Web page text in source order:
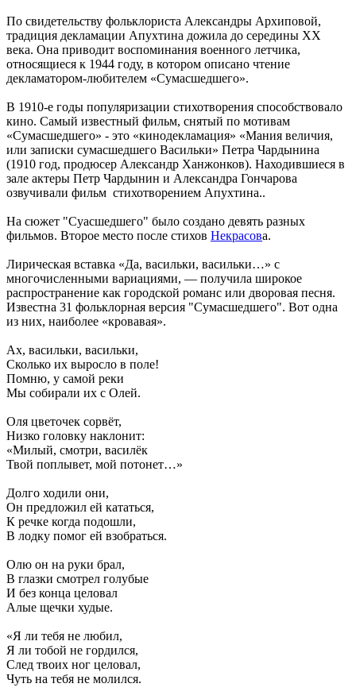
По свидетельству фольклориста Александры Архиповой,
традиция декламации Апухтина дожила до середины XX
века. Она приводит воспоминания военного летчика,
относящиеся к 1944 году, в котором описано чтение
декламатором-любителем «Сумасшедшего».
В 1910-е годы популяризации стихотворения способствовало
кино. Самый известный фильм, снятый по мотивам
«Сумасшедшего» - это «кинодекламация» «Мания величия,
или записки сумасшедшего Васильки» Петра Чардынина
(1910 год, продюсер Александр Ханжонков). Находившиеся в
зале актеры Петр Чардынин и Александра Гончарова
озвучивали фильм стихотворением Апухтина..
На сюжет "Суасшедшего" было создано девять разных
фильмов. Второе место после стихов Некрасова.
Лирическая вставка «Да, васильки, васильки…» с
многочисленными вариациями, — получила широкое
распространение как городской романс или дворовая песня.
Известна 31 фольклорная версия "Сумасшедшего". Вот одна
из них, наиболее «кровавая».
Ах, васильки, васильки,
Сколько их выросло в поле!
Помню, у самой реки
Мы собирали их с Олей.
Оля цветочек сорвёт,
Низко головку наклонит:
«Милый, смотри, василёк
Твой поплывет, мой потонет…»
Долго ходили они,
Он предложил ей кататься,
К речке когда подошли,
В лодку помог ей взобраться.
Олю он на руки брал,
В глазки смотрел голубые
И без конца целовал
Алые щечки худые.
«Я ли тебя не любил,
Я ли тобой не гордился,
След твоих ног целовал,
Чуть на тебя не молился.